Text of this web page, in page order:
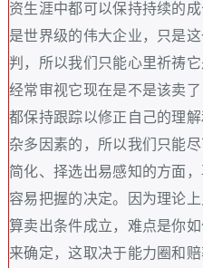
资生涯中都可以保持持续的
是世界级的伟大企业，只是
判，所以我们只能心里祈祷
经常审视它现在是不是该卖
都保持跟踪以修正自己的理
杂多因素的，所以我们只能
简化、择选出易感知的方面
容易把握的决定。因为理论
算卖出条件成立，难点是你
来确定，这取决于能力圈和